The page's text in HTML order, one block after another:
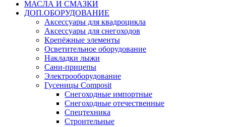
МАСЛА И СМАЗКИ
ДОП.ОБОРУДОВАНИЕ
Аксессуары для квадроцикла
Аксессуары для снегоходов
Крепёжные элементы
Осветительное оборудование
Накладки лыжи
Сани-прицепы
Электрооборудование
Гусеницы Composit
Снегоходные импортные
Снегоходные отечественные
Спецтехника
Строительные